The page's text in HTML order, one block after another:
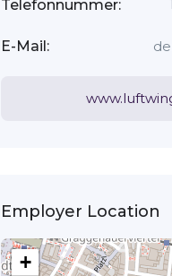
Telefonnummer:
E-Mail:
Employer Location
+